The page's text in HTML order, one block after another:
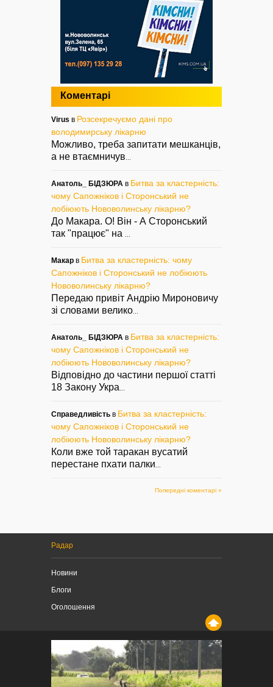
Коментарі
Virus в Розсекречуємо дані про
володимирську лікарню
Можливо, треба запитати мешканців,
а не втаємничув
Анатоль_ БІДЗЮРА в Битва за кластерність:
чому Сапожніков і Сторонський не
лобіюють Нововолинську лікарню?
До Макара. О! Він - А Сторонський
так "працює" на
Макар в Битва за кластерність: чому
Сапожніков і Сторонський не лобіюють
Нововолинську лікарню?
Передаю привіт Андрію Мироновичу
зі словами велико
Анатоль_ БІДЗЮРА в Битва за кластерність:
чому Сапожніков і Сторонський не
лобіюють Нововолинську лікарню?
Відповідно до частини першої статті
18 Закону Укра
Справедливість в Битва за кластерність:
чому Сапожніков і Сторонський не
лобіюють Нововолинську лікарню?
Коли вже той таракан вусатий
перестане пхати палки
Попередні коментарі »
Радар
Новини
Блоги
Оголошення